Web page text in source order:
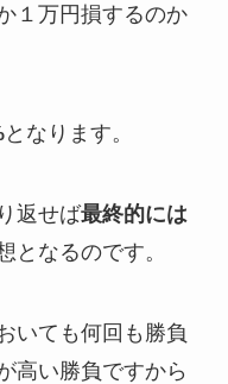
１万円損するのか
となります。
返せば最終的には
となるのです。
いても何回も勝負
高い勝負ですから